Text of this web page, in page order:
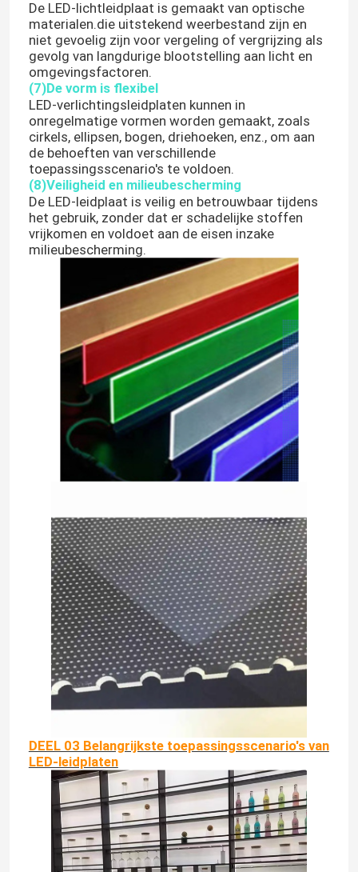
Laat een bericht achter
We bellen je snel terug!
VERZENDEN
Van de LEIDENE het licht muurwasmachine
Onder Planken LEIDENE Verlichting
LEIDEN Spoor Licht Spoor
geleid aluminiumprofiel
geleid lineair het hangen licht
Het Acrylcomité van LGP
LEIDENE Ondergrondse Lamp
LEIDENE Modulevoeding
LEIDENE Sensortoebehoren
De LED-lichtleidplaat is gemaakt van optische
materialen.die uitstekend weerbestand zijn en
niet gevoelig zijn voor vergeling of vergrijzing als
gevolg van langdurige blootstelling aan licht en
omgevingsfactoren.
(7)De vorm is flexibel
LED-verlichtingsleidplaten kunnen in
onregelmatige vormen worden gemaakt, zoals
cirkels, ellipsen, bogen, driehoeken, enz., om aan
de behoeften van verschillende
toepassingsscenario's te voldoen.
(8)Veiligheid en milieubescherming
De LED-leidplaat is veilig en betrouwbaar tijdens
het gebruik, zonder dat er schadelijke stoffen
vrijkomen en voldoet aan de eisen inzake
milieubescherming.
DEEL 03 Belangrijkste toepassingsscenario's van
LED-leidplaten